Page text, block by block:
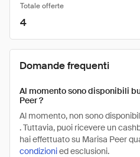
Totale offerte
4
Domande frequenti
Al momento sono disponibili
Peer ?
Al momento, non sono
. Tuttavia, puoi ricevere un
hai effettuato su Marisa Peer
condizionied esclusioni.